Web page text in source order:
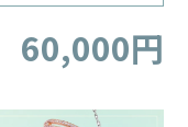
60,000円